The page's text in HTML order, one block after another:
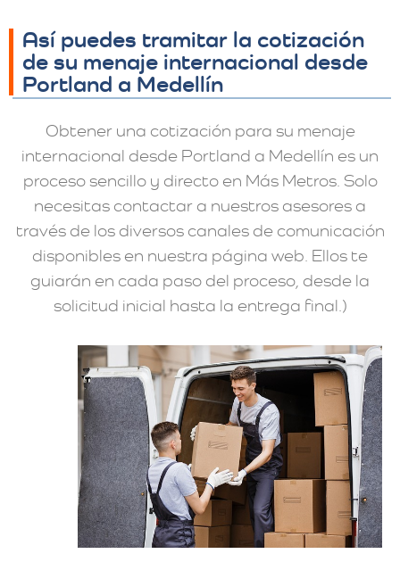
Así puedes tramitar la cotización
de su menaje internacional desde
Portland a Medellín
Obtener una cotización para su menaje
internacional desde Portland a Medellín es un
proceso sencillo y directo en Más Metros. Solo
necesitas contactar a nuestros asesores a
través de los diversos canales de comunicación
disponibles en nuestra página web. Ellos te
guiarán en cada paso del proceso, desde la
solicitud inicial hasta la entrega final.)